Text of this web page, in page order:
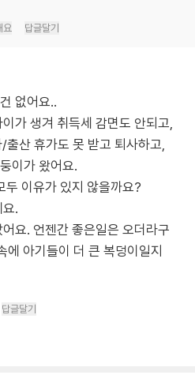
요 답글달기
없어요..
가 생겨 취득세 감면도 안되고,
출산 휴가도 못 받고 퇴사하고,
이가 왔어요.
두 이유가 있지 않을까요?
.
요. 언젠간 좋은일은 오더라구
아기들이 더 큰 복덩이일지
답글달기